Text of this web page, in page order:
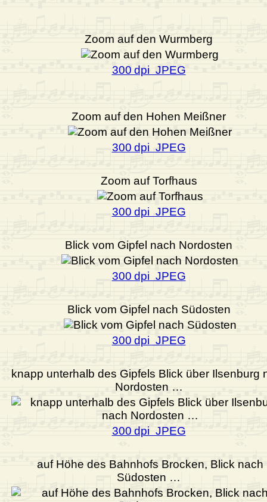
Zoom auf den Wurmberg
300 dpi JPEG
Zoom auf den Hohen Meißner
300 dpi JPEG
Zoom auf Torfhaus
300 dpi JPEG
Blick vom Gipfel nach Nordosten
300 dpi JPEG
Blick vom Gipfel nach Südosten
300 dpi JPEG
knapp unterhalb des Gipfels Blick über Ilsenburg
Nordosten …
300 dpi JPEG
auf Höhe des Bahnhofs Brocken, Blick nach
Südosten …